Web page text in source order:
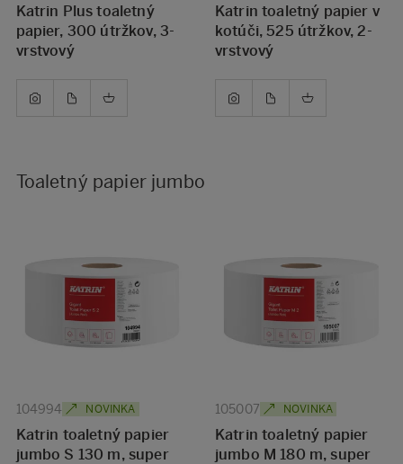
Katrin Plus toaletný
papier, 300 útržkov, 3-
vrstvový
Katrin toaletný papier v
kotúči, 525 útržkov, 2-
vrstvový
Toaletný papier jumbo
104994 NOVINKA
Katrin toaletný papier
jumbo S 130 m, super
105007 NOVINKA
Katrin toaletný papier
jumbo M 180 m, super